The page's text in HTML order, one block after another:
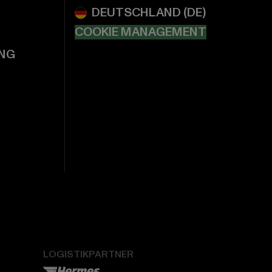
COOKIE MANAGEMENT
LOGISTIKPARTNER